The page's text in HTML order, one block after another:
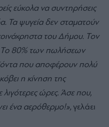
εύκολα να συντηρήσεις
Τα ψυγεία δεν σταματούν
του Δήμου. Τον
Το 80% των πωλήσεων
που αποφέρουν πολύ
η κίνηση της
λιγότερες ώρες. Άσε που,
ένα αερόθερμο!», γελάει